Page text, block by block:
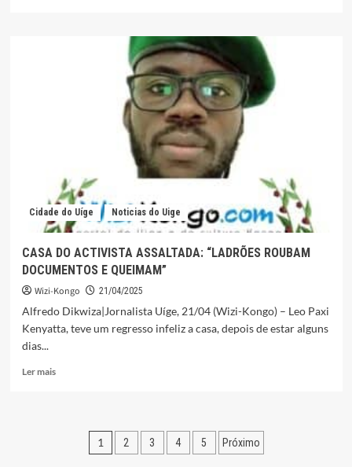
Cidade do Uíge Noticias do Uige
CASA DO ACTIVISTA ASSALTADA: “LADRÕES ROUBAM
DOCUMENTOS E QUEIMAM”
Wizi-Kongo 21/04/2025
Alfredo Dikwiza|Jornalista Uíge, 21/04 (Wizi-Kongo) – Leo Paxi
Kenyatta, teve um regresso infeliz a casa, depois de estar alguns
dias...
Ler maisLeia
ACTIVISTAPaginação
1 2 3 4 5 Próximo